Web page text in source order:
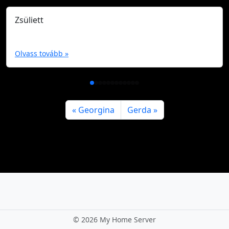
Zsüliett
Olvass tovább »
Georgina Gerda
© 2026 My Home Server